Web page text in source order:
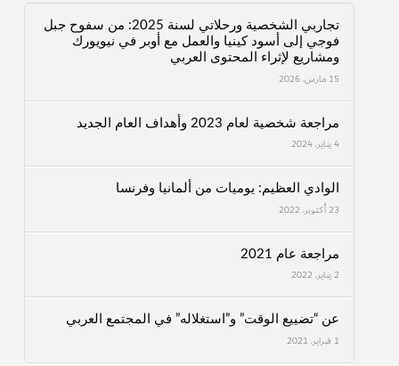
تجاربي الشخصية ورحلاتي لسنة 2025: من سفوح جبل
فوجي إلى أسود كينيا والعمل مع أوبر في نيويورك
ومشاريع لإثراء المحتوى العربي
15 مارس، 2026
مراجعة شخصية لعام 2023 وأهداف العام الجديد
4 يناير، 2024
الوادي العظيم: يوميات من ألمانيا وفرنسا
23 أكتوبر، 2022
مراجعة عام 2021
2 يناير، 2022
عن “تضييع الوقت” و”استغلاله” في المجتمع العربي
1 فبراير، 2021